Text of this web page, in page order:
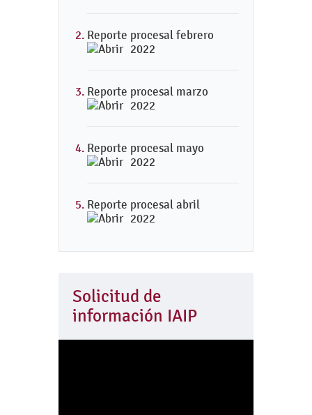
Reporte procesal febrero
2022
Reporte procesal marzo
2022
Reporte procesal mayo
2022
Reporte procesal abril
2022
Solicitud de
información IAIP